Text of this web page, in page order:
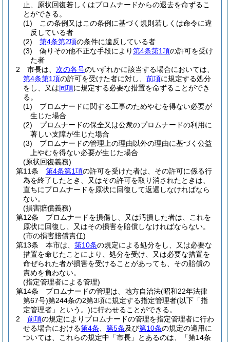
止、原状回復若しくはプロムナードからの退去を命ずるこ
とができる。
(1)
この条例又はこの条例に基づく規則若しくは命令に違
反している者
(2)
第4条第2項の条件に違反している者
(3)
偽りその他不正な手段により第4条第1項の許可を受け
た者
2
市長は、 次の各号のいずれかに該当する場合においては、
第4条第1項の許可を受けた者に対し、 前項に規定する処分
をし、又は同項に規定する必要な措置を命ずることができ
る。
(1)
プロムナードに関する工事のためやむを得ない必要が
生じた場合
(2)
プロムナードの保全又は公衆のプロムナードの利用に
著しい支障が生じた場合
(3)
プロムナードの管理上の理由以外の理由に基づく公益
上やむを得ない必要が生じた場合
(原状回復義務)
第11条
第4条第1項の許可を受けた者は、その許可に係る行
為を終了したとき、又はその許可を取り消されたときは、
直ちにプロムナードを原状に回復して返還しなければなら
ない。
(損害賠償義務)
第12条
プロムナードを損傷し、又は汚損した者は、これを
原状に回復し、又はその損害を賠償しなければならない。
(市の損害賠償責任)
第13条
本市は、 第10条の規定による処分をし、又は必要な
措置を命じたことにより、処分を受け、又は必要な措置を
命ぜられた者が損害を受けることがあっても、その賠償の
責めを負わない。
(指定管理者による管理)
第14条
プロムナードの管理は、地方自治法(昭和22年法律
第67号)第244条の2第3項に規定する指定管理者(以下「指
定管理者」という。)に行わせることができる。
2
前項の規定によりプロムナードの管理を指定管理者に行わ
せる場合における第4条 第5条及び第10条の規定の適用に
ついては、これらの規定中「市長」とあるのは、「第14条